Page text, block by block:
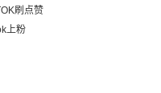
刷点赞
上粉